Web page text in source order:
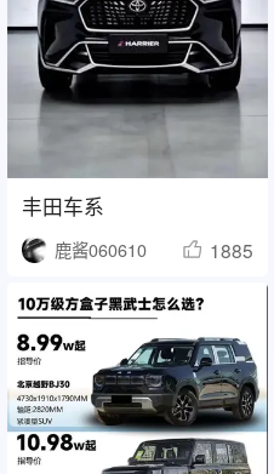
丰田车系
鹿酱060610 1885